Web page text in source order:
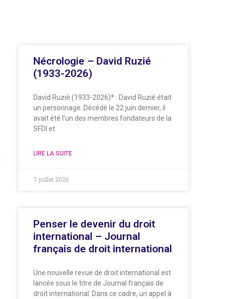
Nécrologie – David Ruzié
(1933-2026)
David Ruzié (1933-2026)* David Ruzié était
un personnage. Décédé le 22 juin dernier, il
avait été l’un des membres fondateurs de la
SFDI et
LIRE LA SUITE
7 juillet 2026
Penser le devenir du droit
international – Journal
français de droit international
Une nouvelle revue de droit international est
lancée sous le titre de Journal français de
droit international. Dans ce cadre, un appel à